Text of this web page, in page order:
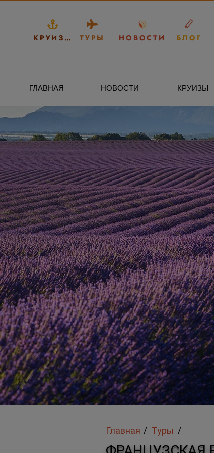
КРУИЗЫ ТУРЫ НОВОСТИ БЛОГ
ГЛАВНАЯ НОВОСТИ КРУИЗЫ
Главная / Туры /